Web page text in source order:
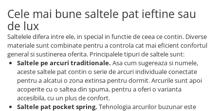
Cele mai bune saltele pat ieftine sau
de lux
Saltelele difera intre ele, in special in functie de ceea ce contin. Diverse
materiale sunt combinate pentru a controla cat mai eficient confortul
general si sustinerea oferita. Principalele tipuri de saltele sunt:
Saltele pe arcuri traditionale. Asa cum sugereaza si numele,
aceste saltele pat contin o serie de arcuri individuale conectate
pentru a alcatui o zona extinsa pentru dormit. Arcurile sunt apoi
acoperite cu o saltea din spuma, pentru a oferi o varianta
accesibila, cu un plus de confort.
Saltele pat pocket spring. Tehnologia arcurilor buzunar este